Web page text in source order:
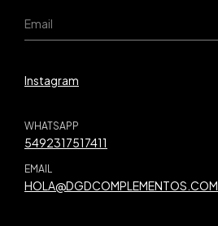
Instagram
WHATSAPP
5492317517411
EMAIL
HOLA@DGDCOMPLEMENTOS.COM